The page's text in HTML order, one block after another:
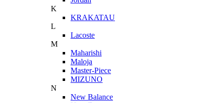
K
KRAKATAU
L
Lacoste
M
Maharishi
Maloja
Master-Piece
MIZUNO
N
New Balance